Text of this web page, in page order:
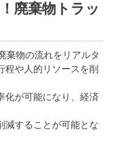
廃棄物トラッ
棄物の流れをリアルタ
程や人的リソースを削
化が可能になり、経済
減することが可能とな